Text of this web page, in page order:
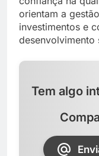
orientam a
investimentos e
desenvolvimento
Tem algo